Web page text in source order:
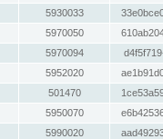
5930033
5970050
5970094
5952020
501470
5950070
5990020